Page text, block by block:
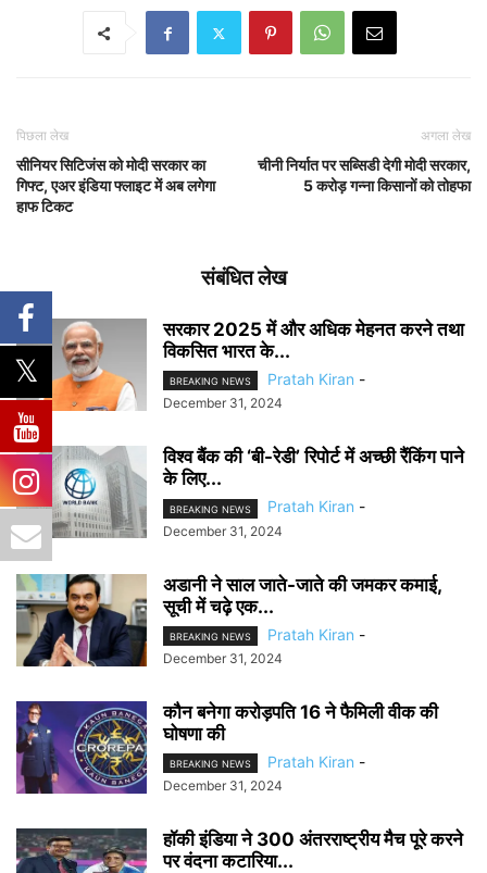
पिछला लेख
सीनियर सिटिजंस को मोदी सरकार का
गिफ्ट, एअर इंडिया फ्लाइट में अब लगेगा
हाफ टिकट
अगला लेख
चीनी निर्यात पर सब्सिडी देगी मोदी सरकार,
5 करोड़ गन्ना किसानों को तोहफा
संबंधित लेख
सरकार 2025 में और अधिक मेहनत करने तथा
विकसित भारत के...
BREAKING NEWS Pratah Kiran -
December 31, 2024
विश्व बैंक की ‘बी-रेडी’ रिपोर्ट में अच्छी रैंकिंग पाने
के लिए...
BREAKING NEWS Pratah Kiran -
December 31, 2024
अडानी ने साल जाते-जाते की जमकर कमाई,
सूची में चढ़े एक...
BREAKING NEWS Pratah Kiran -
December 31, 2024
कौन बनेगा करोड़पति 16 ने फैमिली वीक की
घोषणा की
BREAKING NEWS Pratah Kiran -
December 31, 2024
हॉकी इंडिया ने 300 अंतरराष्ट्रीय मैच पूरे करने
पर वंदना कटारिया...